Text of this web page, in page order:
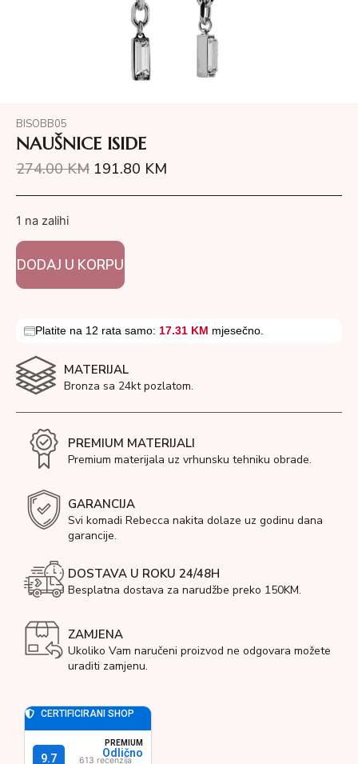
BISOBB05
NAUŠNICE ISIDE
274.00KM 191.80 KM
1 na zalihi
DODAJ U KORPU
Platite na 12 rata samo: 17.31 KM mjesečno.
MATERIJAL
Bronza sa 24kt pozlatom.
PREMIUM MATERIJALI
Premium materijala uz vrhunsku tehniku obrade.
GARANCIJA
Svi komadi Rebecca nakita dolaze uz godinu dana
garancije.
DOSTAVA U ROKU 24/48H
Besplatna dostava za narudžbe preko 150KM.
ZAMJENA
Ukoliko Vam naručeni proizvod ne odgovara možete
uraditi zamjenu.